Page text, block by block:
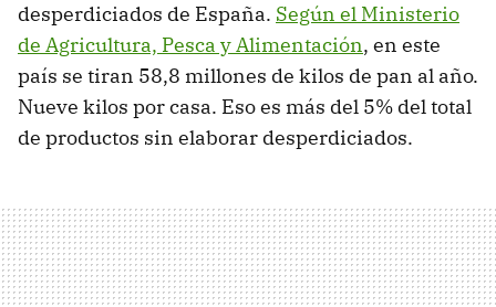
desperdiciados de España. Según el Ministerio
de Agricultura, Pesca y Alimentación, en este
país se tiran 58,8 millones de kilos de pan al año.
Nueve kilos por casa. Eso es más del 5% del total
de productos sin elaborar desperdiciados.